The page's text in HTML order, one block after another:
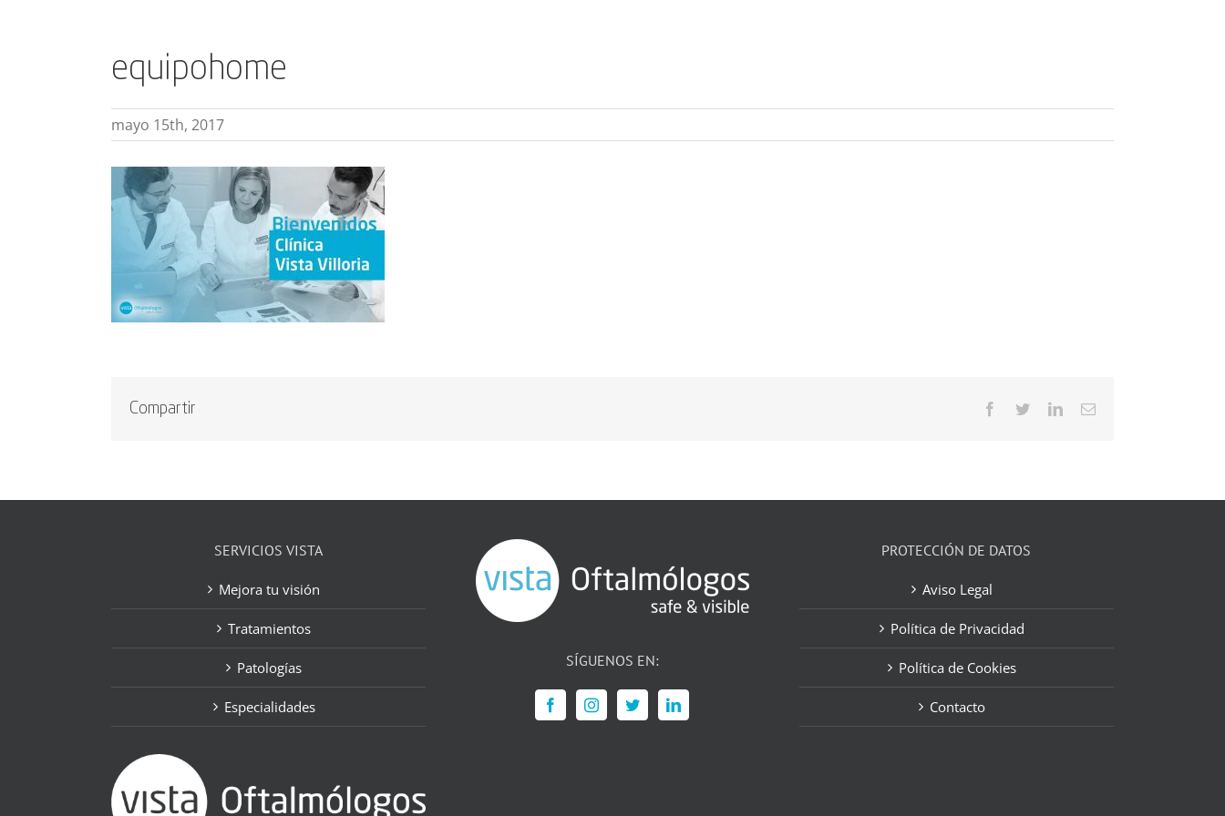
equipohome
mayo 15th, 2017
Compartir Facebook
TwitterLinkedInCorreo
SERVICIOS VISTA
Mejora tu visión
Tratamientos
Patologías
Especialidades
SÍGUENOS EN:
PROTECCIÓN DE DATOS
Aviso Legal
Política de Privacidad
Política de Cookies
Contacto